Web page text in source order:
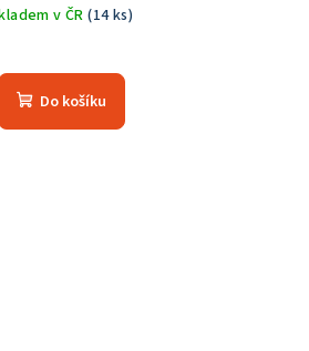
v ČR(14 ks)
hodnocení
produktu
Do košíku